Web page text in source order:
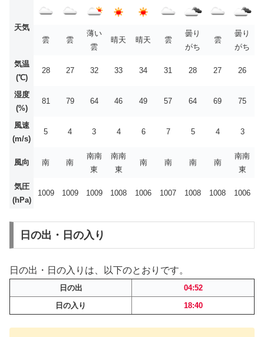
天気
雲
雲
薄い
雲
晴天 晴天 雲
曇り
がち
雲
曇り
がち
気温
(℃)
28 27 32 33 34 31 28 27 26
湿度
(%)
81 79 64 46 49 57 64 69 75
風速
(m/s)
5 4 3 4 6 7 5 4 3
風向 南 南
南南
東
南南
東
南 南 南 南
南南
東
気圧
(hPa)
1009 1009 1009 1008 1006 1007 1008 1008 1006
日の出・日の入り
日の出・日の入りは、以下のとおりです。
日の出
04:52
日の入り
18:40